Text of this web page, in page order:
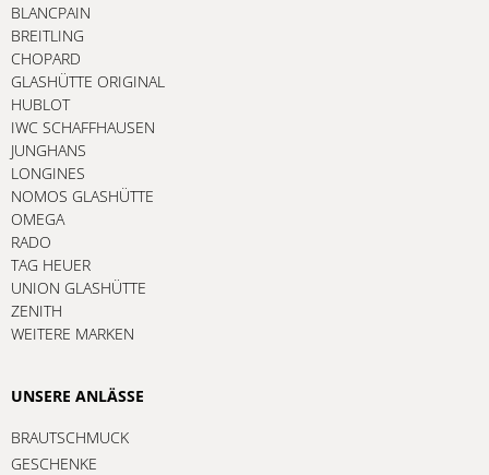
BLANCPAIN
BREITLING
CHOPARD
GLASHÜTTE ORIGINAL
HUBLOT
IWC SCHAFFHAUSEN
JUNGHANS
LONGINES
NOMOS GLASHÜTTE
OMEGA
RADO
TAG HEUER
UNION GLASHÜTTE
ZENITH
WEITERE MARKEN
UNSERE ANLÄSSE
BRAUTSCHMUCK
GESCHENKE